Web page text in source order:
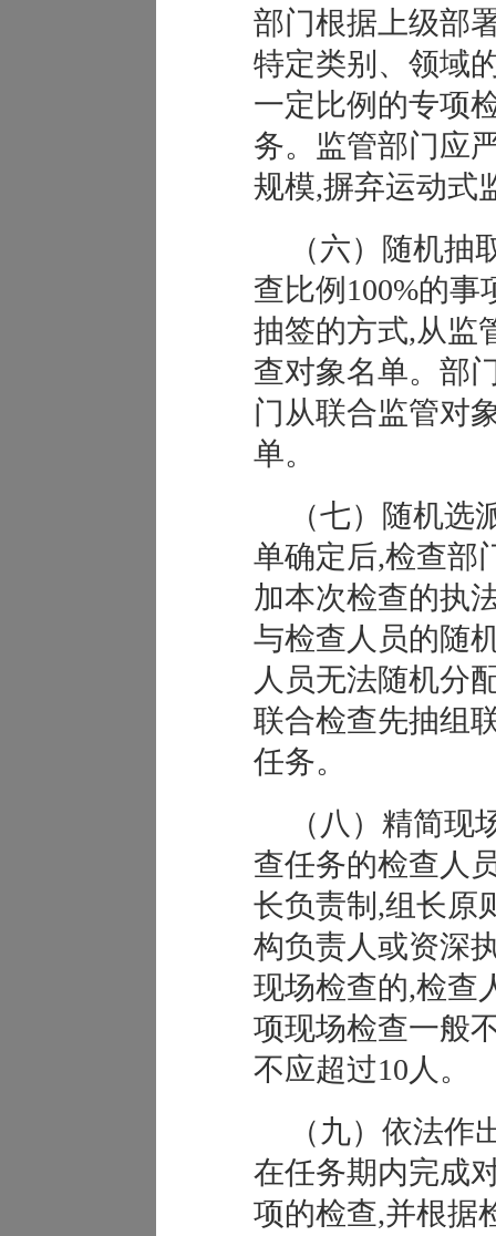
部门根据上级部
特定类别、领域
一定比例的专项
务。监管部门应
规模,摒弃运动式
（六）随机抽
查比例100%的事
抽签的方式,从监
查对象名单。部
门从联合监管对
单。
（七）随机选
单确定后,检查部
加本次检查的执
与检查人员的随
人员无法随机分
联合检查先抽组
任务。
（八）精简现
查任务的检查人
长负责制,组长原
构负责人或资深
现场检查的,检查
项现场检查一般
不应超过10人。
（九）依法作
在任务期内完成
项的检查,并根据